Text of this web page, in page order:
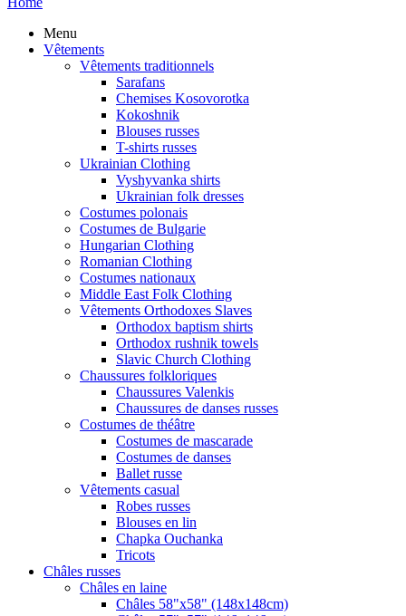
Menu
Vêtements
Vêtements traditionnels
Sarafans
Chemises Kosovorotka
Kokoshnik
Blouses russes
T-shirts russes
Ukrainian Clothing
Vyshyvanka shirts
Ukrainian folk dresses
Costumes polonais
Costumes de Bulgarie
Hungarian Clothing
Romanian Clothing
Costumes nationaux
Middle East Folk Clothing
Vêtements Orthodoxes Slaves
Orthodox baptism shirts
Orthodox rushnik towels
Slavic Church Clothing
Chaussures folkloriques
Chaussures Valenkis
Chaussures de danses russes
Costumes de théâtre
Costumes de mascarade
Costumes de danses
Ballet russe
Vêtements casual
Robes russes
Blouses en lin
Chapka Ouchanka
Tricots
Châles russes
Châles en laine
Châles 58"x58" (148x148cm)